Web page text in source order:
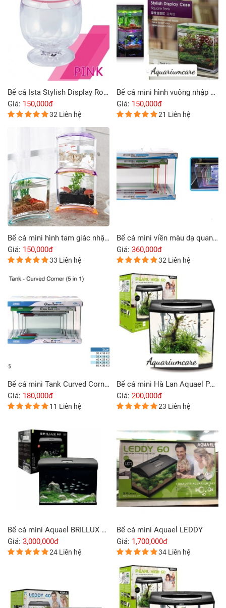
Bể cá Ista Stylish Display Round Tank màu hồng
Giá: 150,000đ
32 Liên hệ
Bể cá mini hình vuông nhập khẩu từ Taiwan
Giá: 150,000đ
21 Liên hệ
Bể cá mini hình tam giác nhập khẩu từ Taiwan
Giá: 150,000đ
33 Liên hệ
Bể cá mini viền màu dạ quang đa sắc
Giá: 360,000đ
32 Liên hệ
Bể cá mini Tank Curved Corner
Giá: 180,000đ
11 Liên hệ
Bể cá mini Hà Lan Aquael Pearl High 60
Giá: 200,000đ
23 Liên hệ
Bể cá mini Aquael BRILLUX BIO 60
Giá: 3,000,000đ
24 Liên hệ
Bể cá mini Aquael LEDDY
Giá: 1,700,000đ
34 Liên hệ